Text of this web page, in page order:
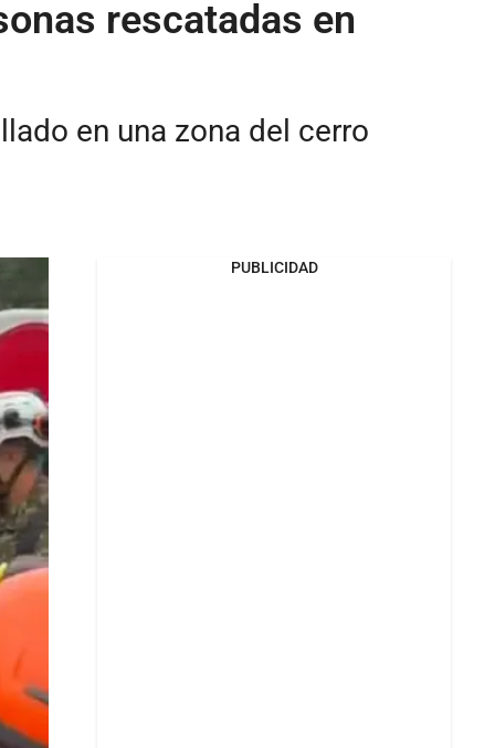
rescatadas en
en una zona del cerro
PUBLICIDAD